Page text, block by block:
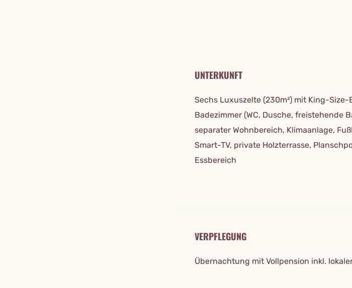
UNTERKUNFT
Sechs Luxuszelte (230m²) mit King-
Badezimmer (WC, Dusche, freistehende
separater Wohnbereich, Klimaanlage,
Smart-TV, private Holzterrasse,
Essbereich
VERPFLEGUNG
Übernachtung mit Vollpension inkl.